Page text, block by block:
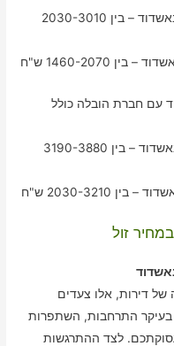
טווח המחירים להובלת דירת 4 חדרים באשדוד – בין 2030-3010
5 חדרים באשדוד עם חברת הובלה כולל
טווח המחירים להובלת דירת 5 חדרים באשדוד – בין 3190-3880
זול
של דירות, אלו צעדים
התרחבות, השתפרות
לצד ההתרגשות